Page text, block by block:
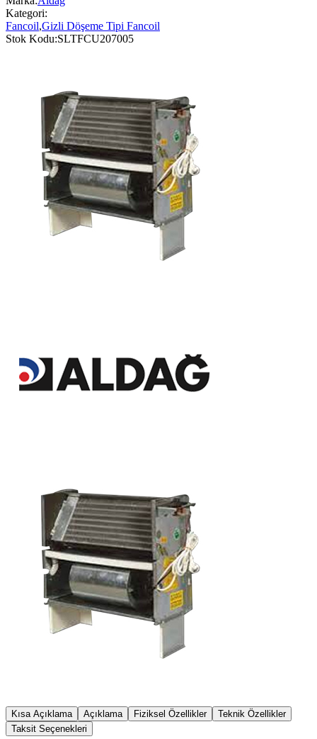
Kategori:
Fancoil,Gizli Döşeme Tipi Fancoil
Stok Kodu:SLTFCU207005
Kısa Açıklama Açıklama Fiziksel Özellikler
Teknik Özellikler
Taksit Seçenekleri